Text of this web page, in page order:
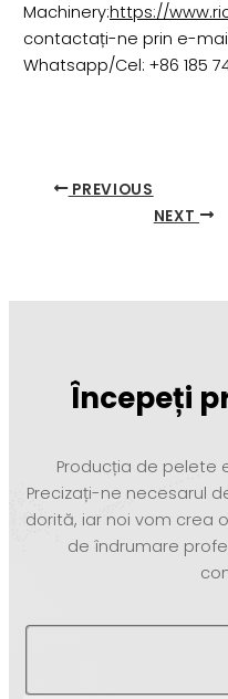
Machinery:https://
contactați-ne prin e-
Whatsapp/Cel: +86 185
PREVIOUS
NEXT
Începeți
Producția de pelete
Precizați-ne necesarul
dorită, iar noi vom crea
de îndrumare